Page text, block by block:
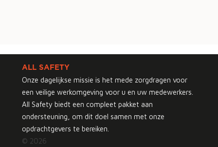
ALL SAFETY
Onze dagelijkse missie is het mede zorgdragen voor
een veilige werkomgeving voor u en uw medewerkers.
All Safety biedt een compleet pakket aan
ondersteuning, om dit doel samen met onze
opdrachtgevers te bereiken.
© 2026